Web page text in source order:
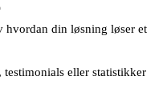
hvordan din løsning løser et
testimonials eller statistikker